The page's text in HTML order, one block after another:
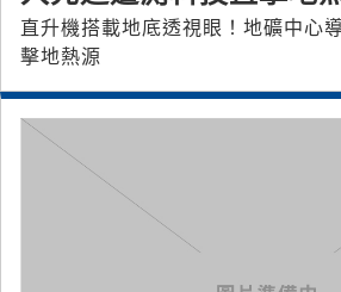
直升機搭載地底透視眼！地礦中心
擊地熱源